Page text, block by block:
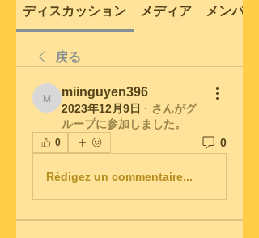
ディスカッション メディア メンバー
戻る
miinguyen396
miinguyen396
2023年12月9日 · さんがグ
ループに参加しました。
0 0
Rédigez un commentaire...